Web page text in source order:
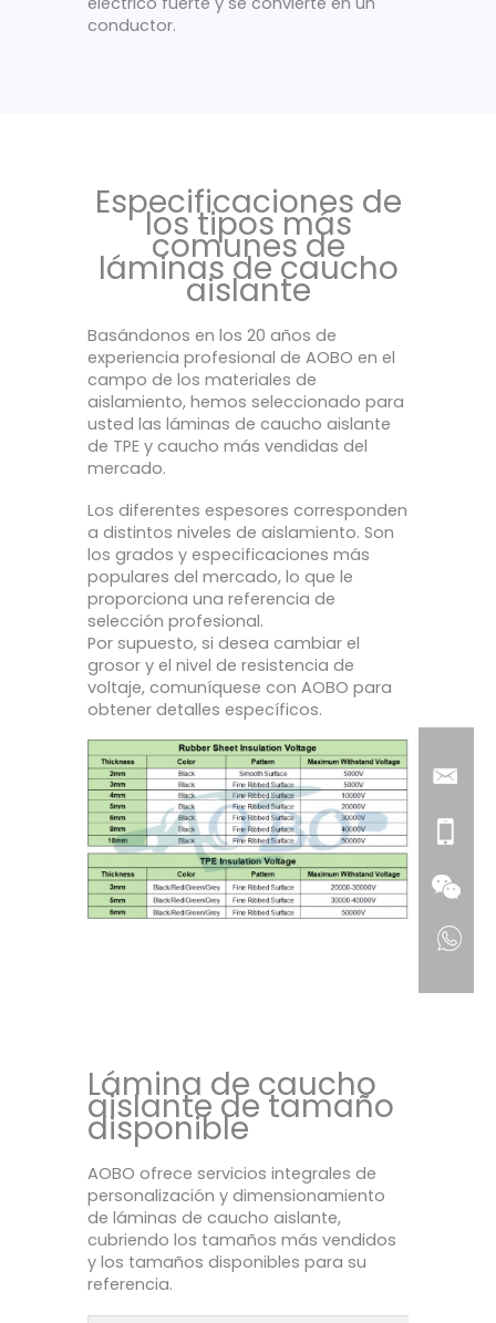
conductor.
Especificaciones de
los tipos más
comunes de
láminas de caucho
aislante
Basándonos en los 20 años de
experiencia profesional de AOBO en el
campo de los materiales de
aislamiento, hemos seleccionado para
usted las láminas de caucho aislante
de TPE y caucho más vendidas del
mercado.
Los diferentes espesores corresponden
a distintos niveles de aislamiento. Son
los grados y especificaciones más
populares del mercado, lo que le
proporciona una referencia de
selección profesional.
Por supuesto, si desea cambiar el
grosor y el nivel de resistencia de
voltaje, comuníquese con AOBO para
obtener detalles específicos.
Lámina de caucho
aislante de tamaño
disponible
AOBO ofrece servicios integrales de
personalización y dimensionamiento
de láminas de caucho aislante,
cubriendo los tamaños más vendidos
y los tamaños disponibles para su
referencia.